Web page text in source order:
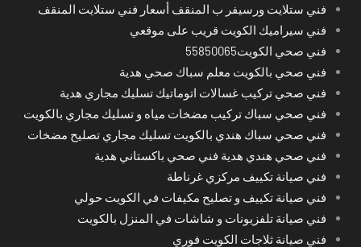
فني ستلايت ورسيفر ب المنقف أسعار فني ستلايت المنقف
فني سيراميك الكويت قريب على موقعي
فني صحي الكويت55850065
فني صحي بالكويت معلم سباك صحي هدية
فني صحي تركيب غسالات اتوماتيك تسليك مجاري هدية
فني صحي سباك تركيب مضخات مياه و تسليك مجاري بالكويت
فني صحي سباك هندي بالكويت تسليك مجاري تصليح مضخات
فني صحي هندي هدية فني صحي باكستاني هدية
فني صيانة تكييف مركزي غرناطة
فني صيانة تكييف و تصليح مكيفات في الكويت حولي
فني صيانة تلفزيونات و شاشات في المنزل بالكويت
فني صيانة ثلاجات الكويت فوري